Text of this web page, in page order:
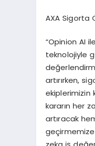
AXA Sigorta
“Opinion AI
teknolojiyle
artırırken,
ekiplerimizin
kararın her
artıracak